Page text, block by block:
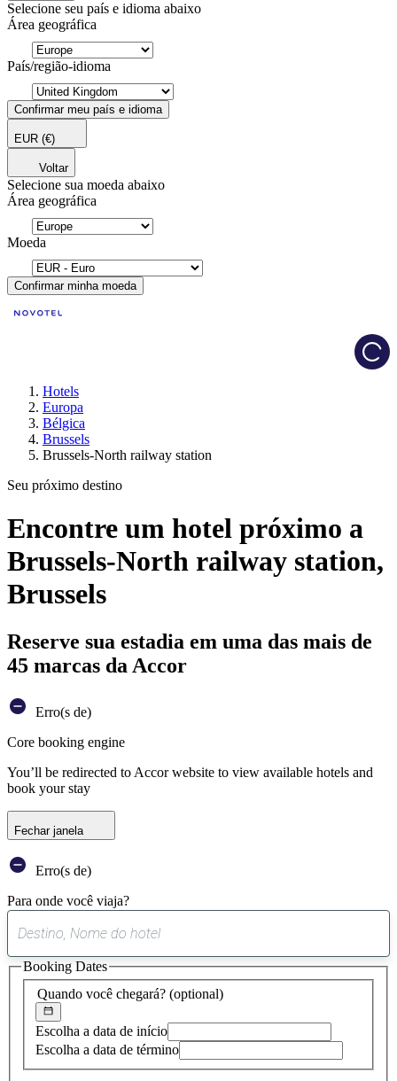
Selecione seu país e idioma abaixo
Área geográfica
País/região-idioma
Confirmar meu país e idioma
EUR (€)
Voltar
Selecione sua moeda abaixo
Área geográfica
Moeda
Confirmar minha moeda
Hotels
Europa
Bélgica
Brussels
Brussels-North railway station
Seu próximo destino
Encontre um hotel próximo a
Brussels-North railway station,
Brussels
Reserve sua estadia em uma das mais de
45 marcas da Accor
Erro(s de)
Core booking engine
You’ll be redirected to Accor website to view available hotels and
book your stay
Fechar janela
Erro(s de)
Para onde você viaja?
sugestão
encontrada
Quando você chegará? (optional)
Escolha a data de início
Escolha a data de término
Booking Dates